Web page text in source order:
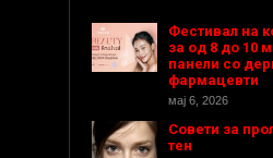
Фестивал на
за од 8 до 10
панели со
фармацевти
мај 6, 2026
Совети за
тен